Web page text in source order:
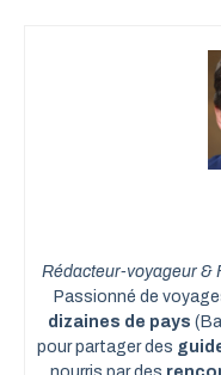
Rédacteur-voyageur &
Passionné de
dizaines de pays
pour partager des